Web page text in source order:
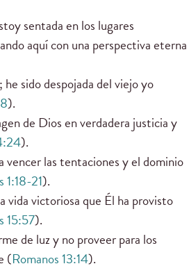
sentada en los lugares
aquí con una perspectiva eterna
sido despojada del viejo yo
).
de Dios en verdadera justicia y
).
vencer las tentaciones y el dominio
1:18-21).
vida victoriosa que Él ha provisto
15:57).
de luz y no proveer para los
(Romanos 13:14).